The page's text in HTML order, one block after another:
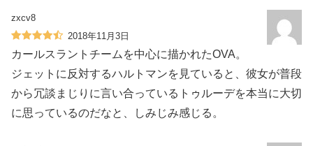
zxcv8
2018年11月3日
カールスラントチームを中心に描かれたOVA。
ジェットに反対するハルトマンを見ていると、彼女が普段
から冗談まじりに言い合っているトゥルーデを本当に大切
に思っているのだなと、しみじみ感じる。